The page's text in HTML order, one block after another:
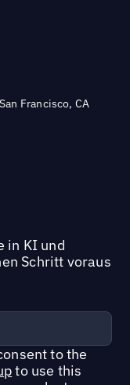
Francisco, CA
in KI und
Schritt voraus
to the
to use this